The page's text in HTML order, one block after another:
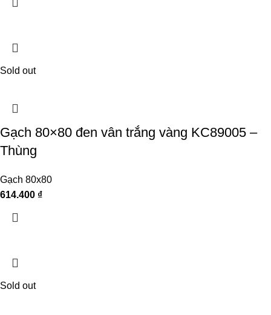
Sold out
Gạch 80×80 đen vân trắng vàng KC89005 –
Thùng
Gạch 80x80
614.400 ₫
Sold out